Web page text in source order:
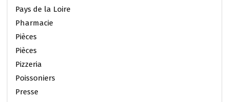
Pays de la Loire
Pharmacie
Pièces
Pièces
Pizzeria
Poissoniers
Presse